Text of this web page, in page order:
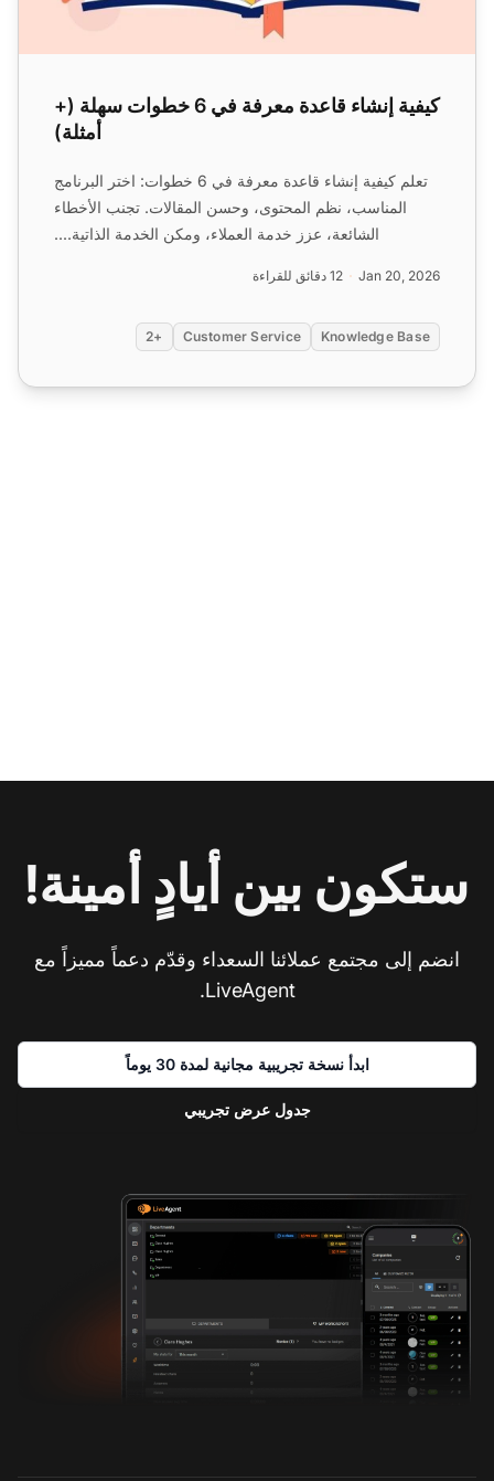
كيفية إنشاء قاعدة معرفة في 6 خطوات سهلة (+
أمثلة)
تعلم كيفية إنشاء قاعدة معرفة في 6 خطوات: اختر البرنامج
المناسب، نظم المحتوى، وحسن المقالات. تجنب الأخطاء
الشائعة، عزز خدمة العملاء، ومكن الخدمة الذاتية....
Jan 20, 2026 12 دقائق للقراءة
Knowledge Base
Customer Service
+2
ستكون بين أيادٍ أمينة!
انضم إلى مجتمع عملائنا السعداء وقدّم دعماً مميزاً مع
LiveAgent.
ابدأ نسخة تجريبية مجانية لمدة 30 يوماً
جدول عرض تجريبي